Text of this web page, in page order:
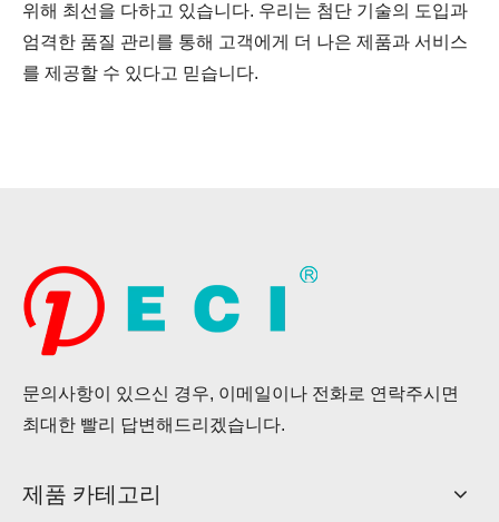
위해 최선을 다하고 있습니다. 우리는 첨단 기술의 도입과
엄격한 품질 관리를 통해 고객에게 더 나은 제품과 서비스
를 제공할 수 있다고 믿습니다.
문의사항이 있으신 경우, 이메일이나 전화로 연락주시면
최대한 빨리 답변해드리겠습니다.
제품 카테고리